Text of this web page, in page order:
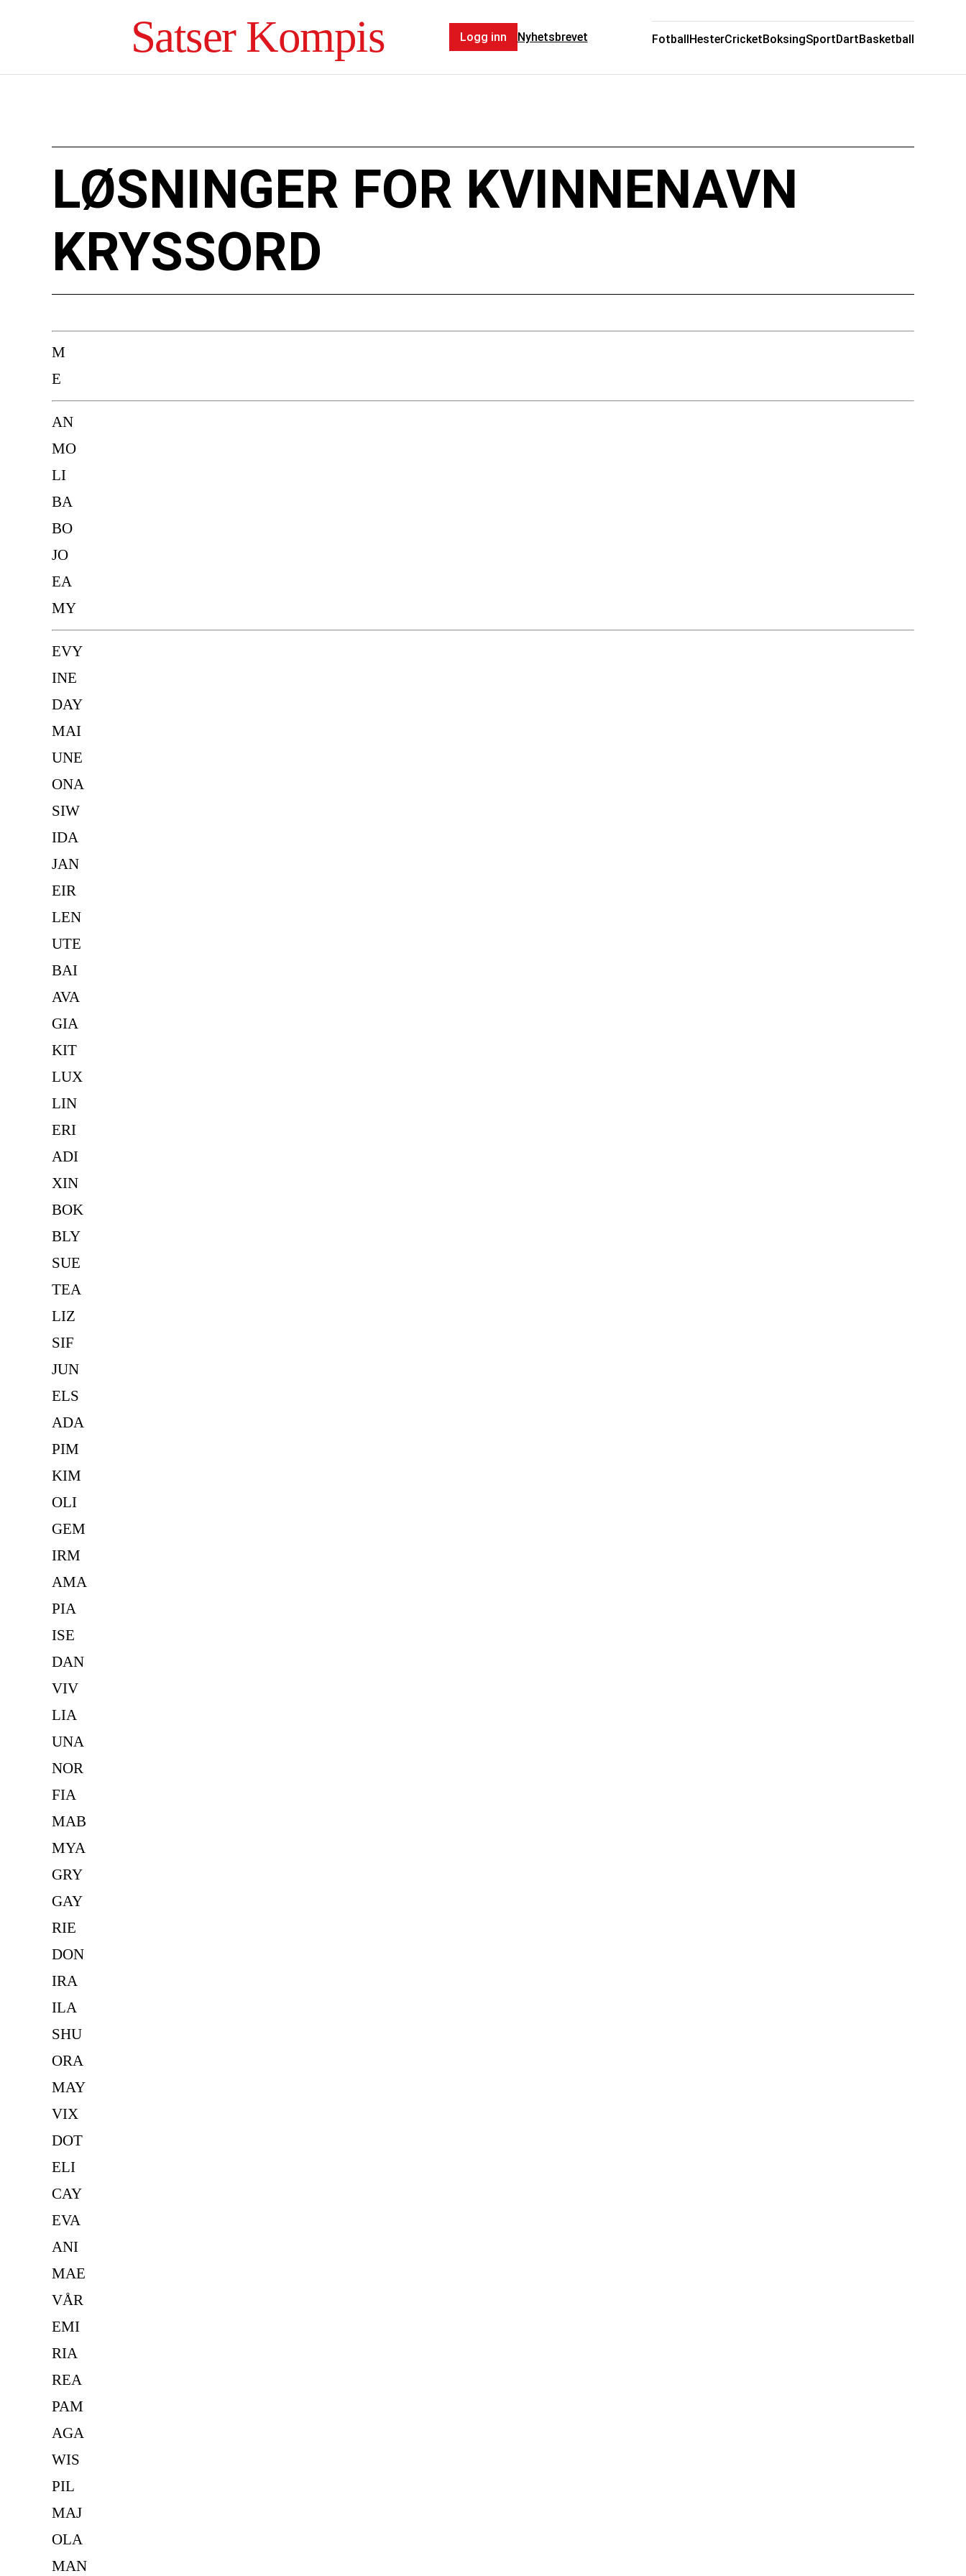
Satser Kompis FotballHesterCricketBoksingSportDartBasketball
Logg inn Nyhetsbrevet
LØSNINGER FOR KVINNENAVN
KRYSSORD
M
E
AN
MO
LI
BA
BO
JO
EA
MY
EVY
INE
DAY
MAI
UNE
ONA
SIW
IDA
JAN
EIR
LEN
UTE
BAI
AVA
GIA
KIT
LUX
LIN
ERI
ADI
XIN
BOK
BLY
SUE
TEA
LIZ
SIF
JUN
ELS
ADA
PIM
KIM
OLI
GEM
IRM
AMA
PIA
ISE
DAN
VIV
LIA
UNA
NOR
FIA
MAB
MYA
GRY
GAY
RIE
DON
IRA
ILA
SHU
ORA
MAY
VIX
DOT
ELI
CAY
EVA
ANI
MAE
VÅR
EMI
RIA
REA
PAM
AGA
WIS
PIL
MAJ
OLA
MAN